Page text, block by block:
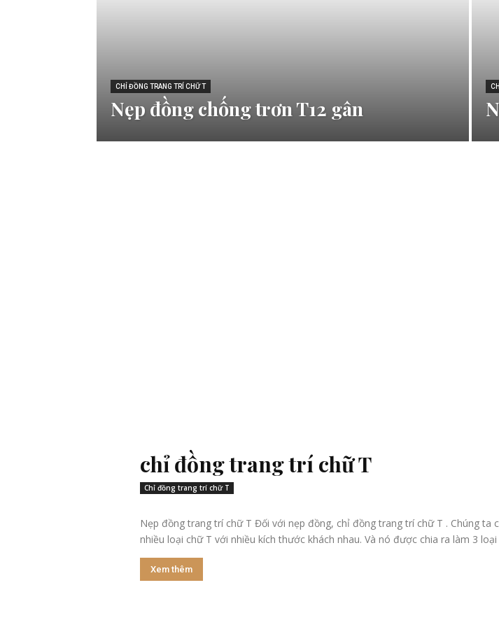
CHỈ ĐỒNG TRANG TRÍ CHỮ T
Nẹp đồng chống trơn T12 gân
chỉ đồng trang trí chữ T
Chỉ đồng trang trí chữ T
Nẹp đồng trang trí chữ T Đối với nẹp đồng, chỉ đồng trang trí chữ T . Chúng ta
nhiều loại chữ T với nhiều kích thước khách nhau. Và nó được chia ra làm 3 loại
Xem thêm